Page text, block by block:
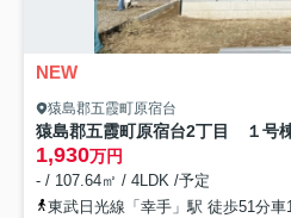
NEW
猿島郡五霞町原宿台
猿島郡五霞町原宿台2丁目 １号
1,930万円
- / 107.64㎡ / 4LDK /予定
東武日光線「幸手」駅 徒歩51分車